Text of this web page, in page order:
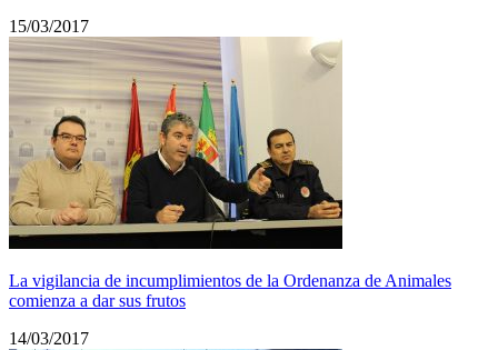
15/03/2017
La vigilancia de incumplimientos de la Ordenanza de Animales
comienza a dar sus frutos
14/03/2017